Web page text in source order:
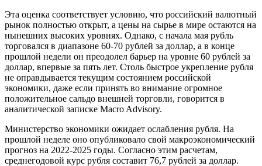
Эта оценка соответствует условию, что российский валютный
рынок полностью открыт, а цены на сырье в мире остаются на
нынешних высоких уровнях. Однако, с начала мая рубль
торговался в диапазоне 60-70 рублей за доллар, а в конце
прошлой недели он преодолел барьер на уровне 60 рублей за
доллар, впервые за пять лет. Столь быстрое укрепление рубля
не оправдывается текущим состоянием российской
экономики, даже если принять во внимание огромное
положительное сальдо внешней торговли, говорится в
аналитической записке Macro Advisory.
Министерство экономики ожидает ослабления рубля. На
прошлой неделе оно опубликовало свой макроэкономический
прогноз на 2022-2025 годы. Согласно этим расчетам,
среднегодовой курс рубля составит 76,7 рублей за доллар.